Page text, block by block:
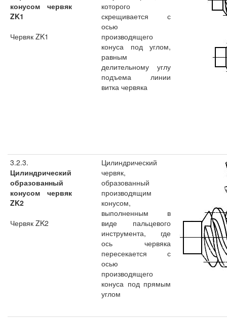
конусом червяк
ZK1
Червяк ZK1
которого
скрещивается с
осью
производящего
конуса под углом,
равным
делительному углу
подъема линии
витка червяка
3.2.3.
Цилиндрический
образованный
конусом червяк
ZK2
Червяк ZK2
Цилиндрический
червяк,
образованный
производящим
конусом,
выполненным в
виде пальцевого
инструмента, где
ось червяка
пересекается с
осью
производящего
конуса под прямым
углом